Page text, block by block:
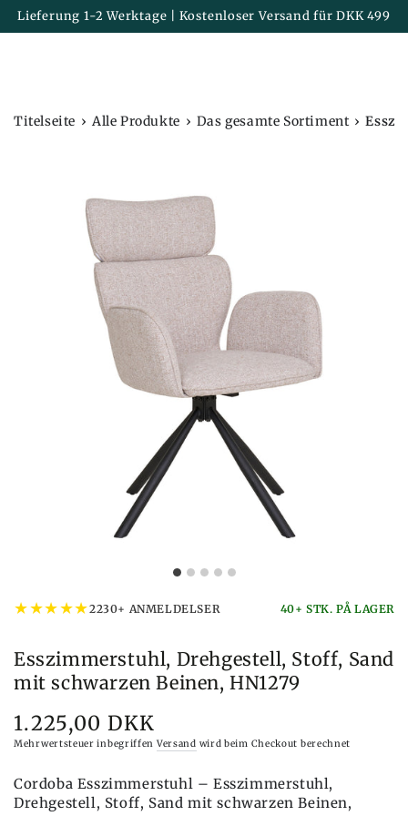
ZUM INHALT
SPRINGEN
Lieferung 1-2 Werktage | Kostenloser Versand für DKK 499
Korb
Titelseite › Alle Produkte › Das gesamte Sortiment ›
★★★★★2230+ ANMELDELSER 40+ STK. PÅ LAGER
Esszimmerstuhl, Drehgestell, Stoff, Sand
mit schwarzen Beinen, HN1279
Preis
1.225,00 DKK
Mehrwertsteuer inbegriffen Versand wird beim Checkout berechnet
Cordoba Esszimmerstuhl – Esszimmerstuhl,
Drehgestell, Stoff, Sand mit schwarzen Beinen,